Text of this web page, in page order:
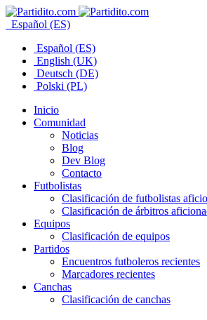
Español (ES)
Español (ES)
English (UK)
Deutsch (DE)
Polski (PL)
Inicio
Comunidad
Noticias
Blog
Dev Blog
Contacto
Futbolistas
Clasificación de futbolistas
Clasificación de árbitros
Equipos
Clasificación de equipos
Partidos
Encuentros futboleros recientes
Marcadores recientes
Canchas
Clasificación de canchas